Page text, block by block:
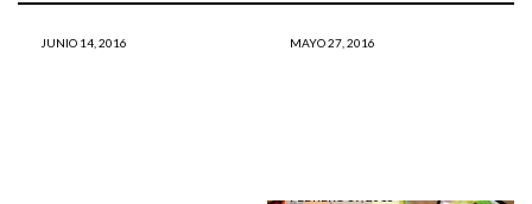
JUNIO 14, 2016 MAYO 27, 2016